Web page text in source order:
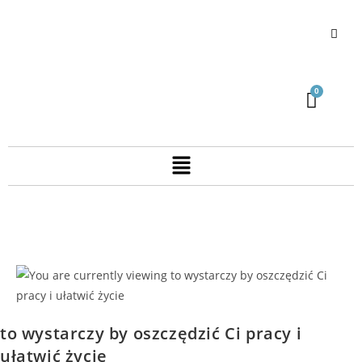
to wystarczy by oszczędzić Ci pracy i
ułatwić życie